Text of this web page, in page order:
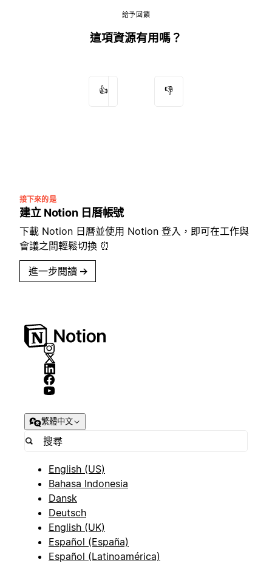
給予回饋
這項資源有用嗎？
👍 👎
接下來的是
建立 Notion 日曆帳號
下載 Notion 日曆並使用 Notion 登入，即可在工作與
會議之間輕鬆切換 ⏰
進一步閱讀 →
繁體中文
English (US)
Bahasa Indonesia
Dansk
Deutsch
English (UK)
Español (España)
Español (Latinoamérica)